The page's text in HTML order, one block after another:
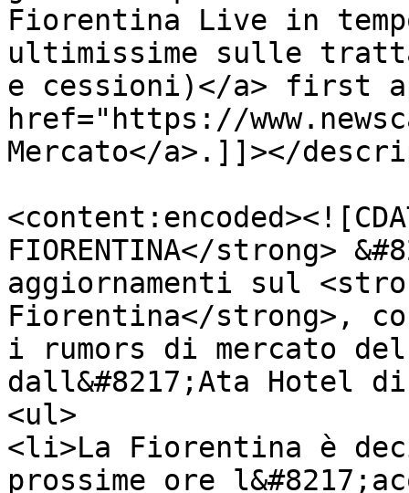
Fiorentina Live in
ultimissime sulle
e cessioni)</a> first
href="https://
Mercato</a>.]]></
FIORENTINA</strong>
aggiornamenti sul
Fiorentina</strong>,
i rumors di mercato
dall&#8217;Ata Hotel
<ul>
<li>La Fiorentina è
prossime ore